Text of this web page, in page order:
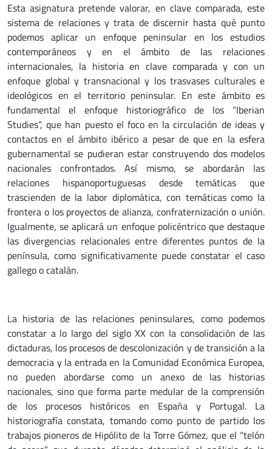
Esta asignatura pretende valorar, en clave comparada, este
sistema de relaciones y trata de discernir hasta qué punto
podemos aplicar un enfoque peninsular en los estudios
contemporáneos y en el ámbito de las relaciones
internacionales, la historia en clave comparada y con un
enfoque global y transnacional y los trasvases culturales e
ideológicos en el territorio peninsular. En este ámbito es
fundamental el enfoque historiográfico de los “Iberian
Studies”, que han puesto el foco en la circulación de ideas y
contactos en el ámbito ibérico a pesar de que en la esfera
gubernamental se pudieran estar construyendo dos modelos
nacionales confrontados. Así mismo, se abordarán las
relaciones hispanoportuguesas desde temáticas que
trascienden de la labor diplomática, con temáticas como la
frontera o los proyectos de alianza, confraternización o unión.
Igualmente, se aplicará un enfoque policéntrico que destaque
las divergencias relacionales entre diferentes puntos de la
península, como significativamente puede constatar el caso
gallego o catalán.
La historia de las relaciones peninsulares, como podemos
constatar a lo largo del siglo XX con la consolidación de las
dictaduras, los procesos de descolonización y de transición a la
democracia y la entrada en la Comunidad Económica Europea,
no pueden abordarse como un anexo de las historias
nacionales, sino que forma parte medular de la comprensión
de los procesos históricos en España y Portugal. La
historiografía constata, tomando como punto de partido los
trabajos pioneros de Hipólito de la Torre Gómez, que el “telón